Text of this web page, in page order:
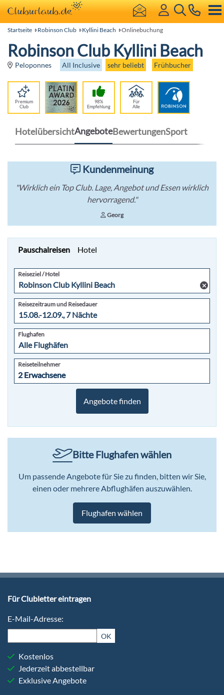
Startseite Robinson Club Kyllini Beach Onlinebuchung
Robinson Club Kyllini Beach
Peloponnes All Inclusive sehr beliebt Frühbucher
Premium
Club
98%
Empfehlung
Für
Alle
HotelübersichtAngeboteBewertungenSport
+49
6103-
5969-
Kundenmeinung
"Wirklich ein Top Club. Lage, Angebot und Essen wirklich
hervorragend."
Georg
Pauschalreisen Hotel
Reiseziel / Hotel
Reisezeitraum und Reisedauer
Flughafen
Reiseteilnehmer
2 Erwachsene
2 Erwachsene
Angebote finden
Bitte Flughafen wählen
Um passende Angebote für Sie zu finden, bitten wir Sie,
einen oder mehrere Abflughäfen auszuwählen.
Flughafen wählen
Für Clubletter eintragen
E-Mail-Adresse:
OK
Kostenlos
Jederzeit abbestellbar
Exklusive Angebote